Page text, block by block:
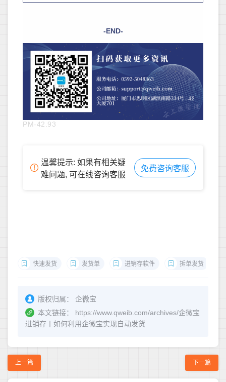
-END-
PM-42.93
温馨提示: 如果有相关疑
难问题, 可在线咨询客服
免费咨询客服
快速发货 发货单 进销存软件 拆单发货
版权归属：
企微宝
本文链接：
https://www.qweib.com/archives/企微宝
进销存丨如何利用企微宝实现自动发货
上一篇 下一篇